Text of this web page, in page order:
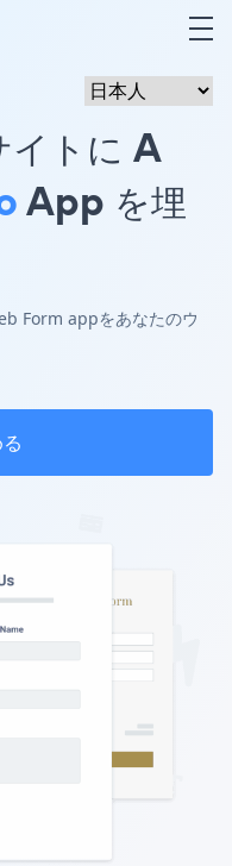
イトに A
App を埋
Form appをあなたのウ